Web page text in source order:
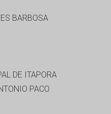
BARBOSA
DE ITAPORA
PACO